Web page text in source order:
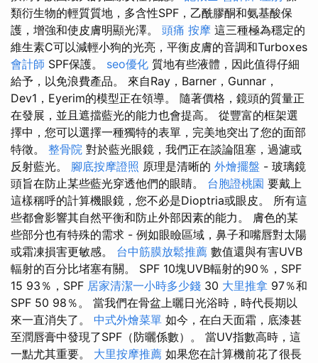
類衍生物的輕質質地，多含性SPF，乙酰膠酮和氨基酸保
護，增強和使皮膚明顯光澤。 頭痛 按摩 這三種極為穩定的
維生素C可以減輕小狗的光亮，平衡皮膚的音調和Turboxes
會計師 SPF保護。 seo優化 質地有些液體，因此值得仔細
給予，以免浪費產品。 來自Ray，Barner，Gunnar，
Dev1，Eyerim的模型正在領導。 隨著價格，鏡頭的質量正
在發展，並且遮擋藍光的能力也會提高。 從豐富的框架選
擇中，您可以選擇一種獨特的表單，完美地突出了您的面部
特徵。 整骨院 對於藍光眼鏡，我們正在談論阻塞，過濾或
反射藍光。 腳底按摩證照 原理是清晰的 外燴擺盤 - 玻璃鏡
頭旨在防止某些藍光穿透他們的眼睛。 台胞證桃園 要戴上
這樣稱呼的計算機眼鏡，您不必是Dioptria或眼皮。 所有這
些都會影響其自然平衡和防止外部因素的能力。 膚色的某
些部分也有特殊的需求 - 例如眼瞼區域，鼻子和嘴唇對太陽
或霜凍損害更敏感。 台中筋膜放鬆推薦 數值還與有害UVB
輻射的百分比堵塞有關。 SPF 10塊UVB輻射的90％，SPF
15 93％，SPF 居家清潔一小時多少錢 30 大里推拿 97％和
SPF 50 98％。 當我們在骨盆上曬日光浴時，時代長期以
來一直消失了。 中式外燴菜單 如今，在白天面霜，底漆甚
至潤唇膏中發現了SPF（防曬係數）。 當UV指數高時，這
一點尤其重要。 大里按摩推薦 如果您在計算機前花了很長